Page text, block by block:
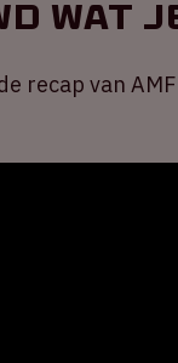
wat
recap van